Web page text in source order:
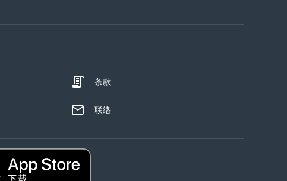
条款
联络